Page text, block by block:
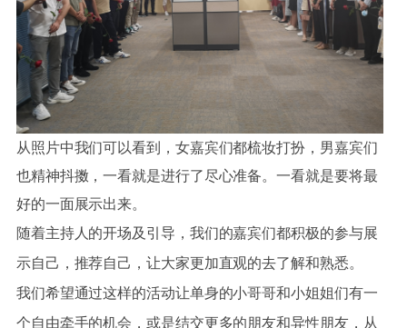
从照片中我们可以看到，女嘉宾们都梳妆打扮，男嘉宾们
也精神抖擞，一看就是进行了尽心准备。一看就是要将最
好的一面展示出来。
随着主持人的开场及引导，我们的嘉宾们都积极的参与展
示自己，推荐自己，让大家更加直观的去了解和熟悉。
我们希望通过这样的活动让单身的小哥哥和小姐姐们有一
个自由牵手的机会，或是结交更多的朋友和异性朋友，从